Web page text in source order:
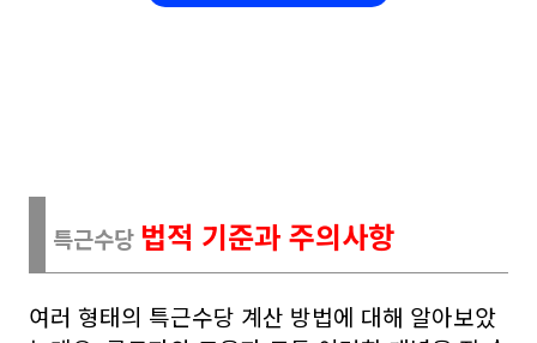
특근수당 법적 기준과 주의사항
여러 형태의 특근수당 계산 방법에 대해 알아보았